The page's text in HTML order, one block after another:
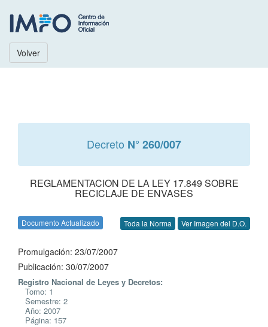
Volver
Decreto N° 260/007
REGLAMENTACION DE LA LEY 17.849 SOBRE
RECICLAJE DE ENVASES
Documento Actualizado Toda la Norma Ver Imagen del D.O.
Promulgación: 23/07/2007
Publicación: 30/07/2007
Registro Nacional de Leyes y Decretos:
Tomo: 1
Semestre: 2
Año: 2007
Página: 157